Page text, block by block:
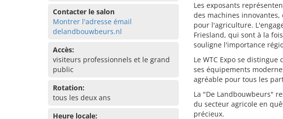
Contacter le salon
Montrer l'adresse émail
delandbouwbeurs.nl
Accès:
visiteurs professionnels et le grand
public
Rotation:
tous les deux ans
Heure locale:
Les exposants
des machines
pour l'agriculture.
Friesland, qui sont à la
souligne l'importance
Le WTC Expo se
ses équipements
agréable pour tous les
La "De Landbouwbeurs"
du secteur agricole en
précieux.